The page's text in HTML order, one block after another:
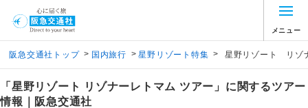
メニュー
阪急交通社トップ > 国内旅行 > 星野リゾート特集 > 星野リゾート リゾ
「星野リゾート リゾナーレトマム ツアー」に関するツアー
情報｜阪急交通社